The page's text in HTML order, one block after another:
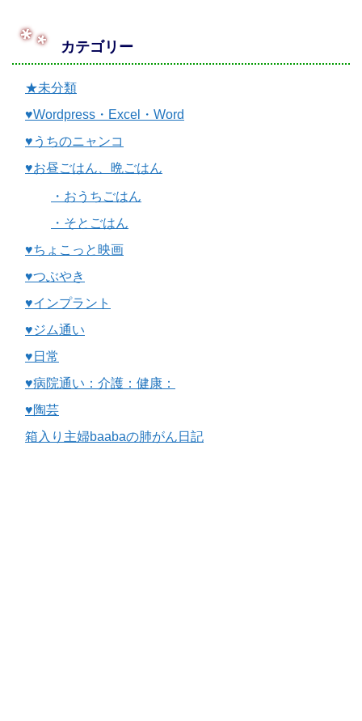
カテゴリー
★未分類
♥Wordpress・Excel・Word
♥うちのニャンコ
♥お昼ごはん、晩ごはん
・おうちごはん
・そとごはん
♥ちょこっと映画
♥つぶやき
♥インプラント
♥ジム通い
♥日常
♥病院通い：介護：健康：
♥陶芸
箱入り主婦baabaの肺がん日記